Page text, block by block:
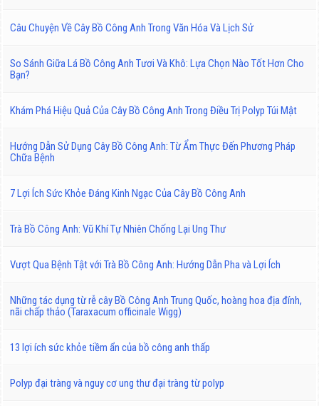
Câu Chuyện Về Cây Bồ Công Anh Trong Văn Hóa Và Lịch Sử
So Sánh Giữa Lá Bồ Công Anh Tươi Và Khô: Lựa Chọn Nào Tốt Hơn Cho
Bạn?
Khám Phá Hiệu Quả Của Cây Bồ Công Anh Trong Điều Trị Polyp Túi Mật
Hướng Dẫn Sử Dụng Cây Bồ Công Anh: Từ Ẩm Thực Đến Phương Pháp
Chữa Bệnh
7 Lợi Ích Sức Khỏe Đáng Kinh Ngạc Của Cây Bồ Công Anh
Trà Bồ Công Anh: Vũ Khí Tự Nhiên Chống Lại Ung Thư
Vượt Qua Bệnh Tật với Trà Bồ Công Anh: Hướng Dẫn Pha và Lợi Ích
Những tác dụng từ rễ cây Bồ Công Anh Trung Quốc, hoàng hoa địa đính,
nãi chấp thảo (Taraxacum officinale Wigg)
13 lợi ích sức khỏe tiềm ẩn của bồ công anh thấp
Polyp đại tràng và nguy cơ ung thư đại tràng từ polyp